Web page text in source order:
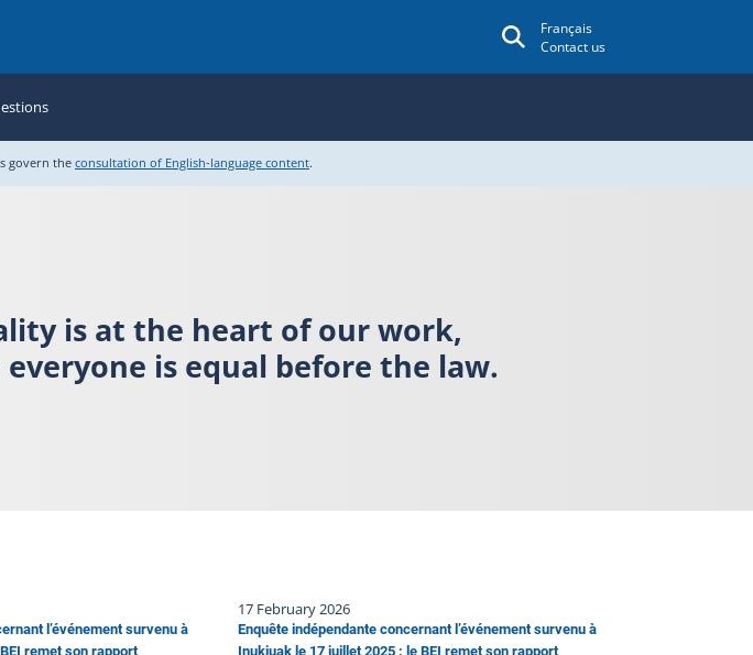
Français
Contact us
govern the consultation of English-language content.
is at the heart of our work,
everyone is equal before the law.
l’événement survenu à
remet son rapport
17 February 2026
Enquête indépendante concernant l’événement survenu à
Inukjuak le 17 juillet 2025 : le BEI remet son rapport